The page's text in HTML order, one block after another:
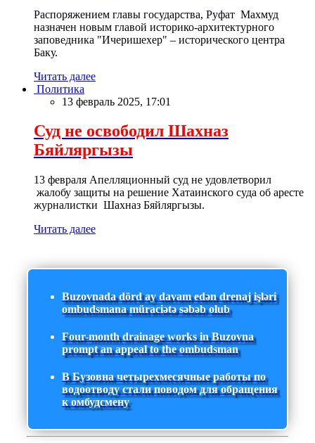
Распоряжением главы государства, Руфат Махмуд
назначен новым главой историко-архитектурного
заповедника "Ичеришехер" – исторического центра
Баку.
Читать далее
Политика
13 февраль 2025, 17:01
Суд не освободил Шахназ
Бяйляргызы
13 февраля Апелляционный суд не удовлетворил
жалобу защиты на решение Хатаинского суда об аресте
журналистки Шахназ Бяйляргызы.
Читать далее
Buzovnada dörd ay davam edən drenaj işləri
ombudsmana müraciətə səbəb olub
Four-month drainage works in Buzovna
prompt an appeal to the ombudsman
В Бузовна четырехмесячные работы по
водоотводу стали поводом для обращения
к омбудсмену